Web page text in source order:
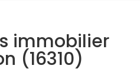
immobilier
(16310)